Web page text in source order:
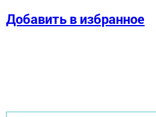
Добавить в избранное